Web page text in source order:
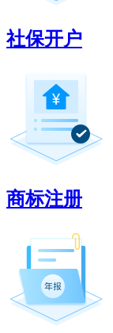
社保开户
商标注册